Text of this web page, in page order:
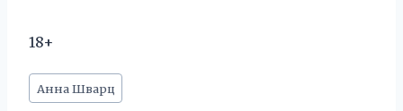
18+
Метки
записи:
Анна Шварц